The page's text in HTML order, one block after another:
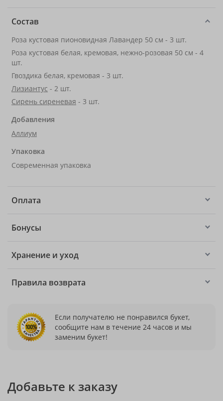
Состав
Роза кустовая пионовидная Лавандер 50 см - 3 шт.
Роза кустовая белая, кремовая, нежно-розовая 50 см - 4
шт.
Гвоздика белая, кремовая - 3 шт.
Лизиантус - 2 шт.
Сирень сиреневая - 3 шт.
Добавления
Аллиум
Упаковка
Современная упаковка
Оплата
Бонусы
Хранение и уход
Правила возврата
Если получателю не понравился букет,
сообщите нам в течение 24 часов и мы
заменим букет!
Добавьте к заказу